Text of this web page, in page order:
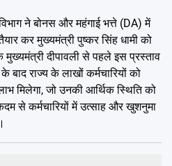
ने बोनस और महंगाई भत्ते (DA) में
कर मुख्यमंत्री पुष्कर सिंह धामी को
मुख्यमंत्री दीपावली से पहले इस प्रस्ताव
राज्य के लाखों कर्मचारियों को
मिलेगा, जो उनकी आर्थिक स्थिति को
से कर्मचारियों में उत्साह और खुशनुमा